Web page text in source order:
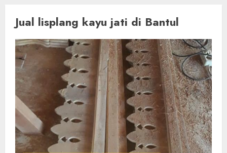
Jual lisplang kayu jati di Bantul